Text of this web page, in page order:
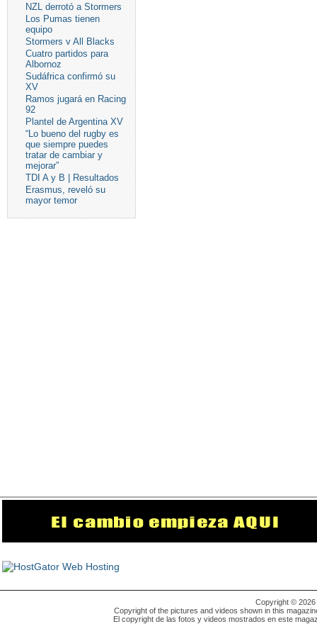
NZL derrotó a Stormers
Los Pumas tienen
equipo
Stormers v All Blacks
Cuatro partidos para
Albornoz
Sudáfrica confirmó su
XV
Ramos jugará en Racing
92
Plantel de Argentina XV
“Lo bueno del rugby es
que siempre puedes
tratar de cambiar y
mejorar”
TDI A y B | Resultados
Erasmus, reveló su
mayor temor
Copyright © 2026
Copyright of the pictures and videos shown in this
El copyright de las fotos y videos mostrados en este